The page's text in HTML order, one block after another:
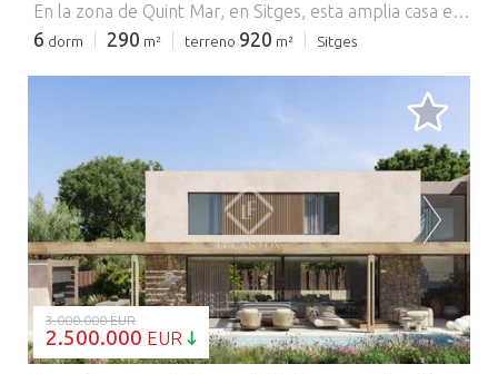
En la zona de Quint Mar, en Sitges, esta amplia casa es ideal para familias numerosas o inversores. Esta gran vivienda ofrece tres apartamentos independientes con diseños bien planificados. La planta principal consta de un piso de 150 m². Se accede a través de un amplio pasillo desde el jardín, donde se ubica la zona privada, compuesta por dos dormitorios dobles, un baño completo, un dormitorio en suite con estancia y baño, una luminosa cocina comedor con vistas y un amplio salón. salón con chimenea. El salón tiene acceso a una gran terraza con impresionantes vistas al mar y a la montaña. La planta baja cuenta con dos apartamentos de 60 m², cada uno con su propia entrada privada. El primer piso consta de cocina, dos dormitorios y un baño completo. El segundo piso es un espacio tipo loft con un dormitorio doble. Ambos apartamentos tienen acceso a una terraza exterior. Junto al jardín principal, hay una estancia que se utiliza como gimnasio, con baño completo y una amplia zona de almacenamiento. La zona exterior consta de 500 m² aproximadamente con zona chill-out y piscina. La casa tiene dos entradas desde diferentes calles, con dos plazas de aparcamiento . Esta gran casa está perfectamente situada para familias, con fácil acceso a los colegios, la playa y el pueblo, todo a un precio excepcionalmente atractivo. Por favor contáctenos para más información. Comercializado por Dils Lucas Fox (Lucas Trading, S.L. con CIF B64125438), actuando como intermediario inmobiliario. La información facilitada es meramente informativa, basada en datos proporcionados por la propiedad, y puede estar sujeta a modificaciones. No constituye oferta contractual.
6 dorm 290 m² terreno 920 m² Sitges
CARGANDO...
3.000.000 EUR
2.500.000 EUR